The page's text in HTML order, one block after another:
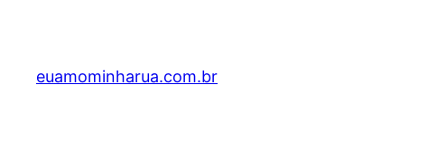
content
euamominharua.com.br